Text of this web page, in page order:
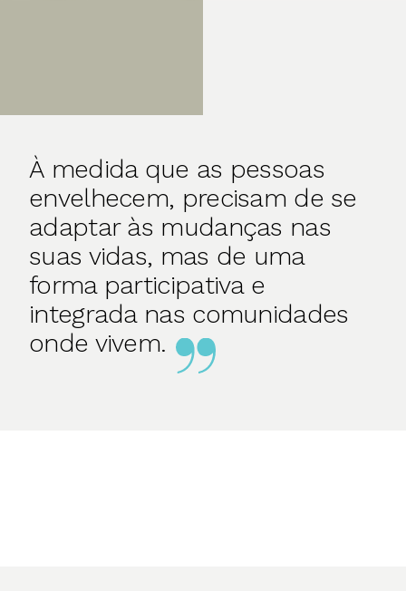
À medida que as pessoas
envelhecem, precisam de se
adaptar às mudanças nas
suas vidas, mas de uma
forma participativa e
integrada nas comunidades
onde vivem.